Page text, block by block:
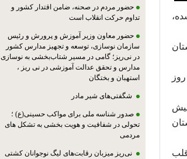
روی بدن 2 بیمار دیگر نیز نصب شده بود که نفر اول تنها 74 روز
حضور مردم در صحنه، ضامن اقتدار کشور و
تداوم حرکت انقلاب است
حضور معاون وزیر آموزش و پرورش و رئیس
سازمان نوسازی، توسعه و تجهیز مدارس کشور
در نی‌ریز؛ گامی در مسیر شتاب‌بخشی به نوسازی
مدارس و تحقق عدالت آموزشی در نی ریز ،
استهبان و بختگان
شگفتی‌های شیر مادر
صدور شناسه ملی برای مواکب حسینی(ع) ؛
تحولی در شفافیت و هویت بخشی به تشکل های
مردمی
نی‌ریز میزبان رقابت‌های لیگ نوجوانان کشتی